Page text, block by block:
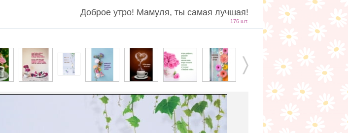
Доброе утро! Мамуля, ты самая лучшая!
176 шт.